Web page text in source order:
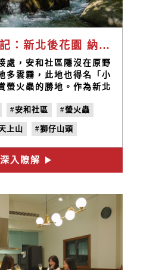
農稼探險日記：新北後花園 納涼避暑地
處，安和社區隱沒在原野
多雲霧，此地也得名「小
螢火蟲的勝地。作為新北
和煤礦業的產業歷史和延
茶業，也給予安和社區豐
近年來，經過居民重新認
社區資源，位於110縣道
經成為兼具自然景觀、人
#安和社區 #螢火蟲
上山 #獅仔山頭
園 #鹿母潭 #山中島
誌 #夏日納涼季
深入瞭解